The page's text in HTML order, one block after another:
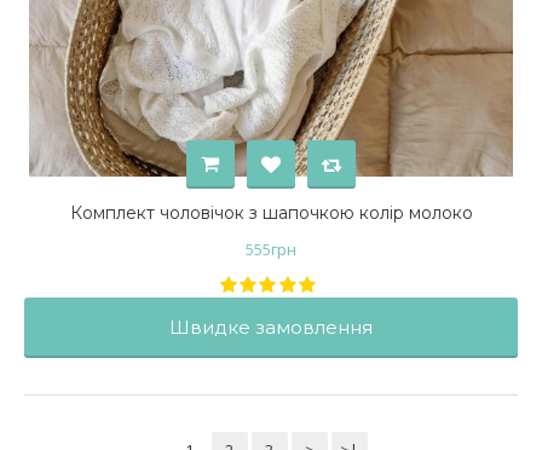
Комплект чоловічок з шапочкою колір молоко
555грн
Швидке замовлення